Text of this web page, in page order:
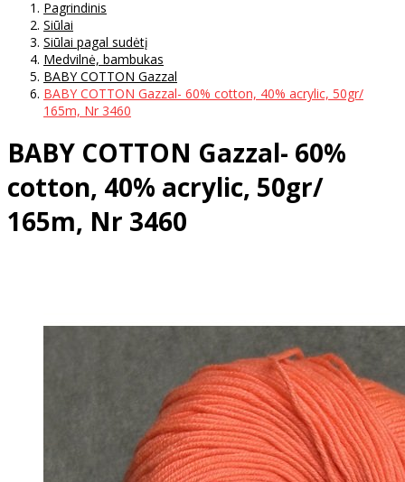
Pagrindinis
Siūlai
Siūlai pagal sudėtį
Medvilnė, bambukas
BABY COTTON Gazzal
BABY COTTON Gazzal- 60% cotton, 40% acrylic, 50gr/
165m, Nr 3460
BABY COTTON Gazzal- 60%
cotton, 40% acrylic, 50gr/
165m, Nr 3460